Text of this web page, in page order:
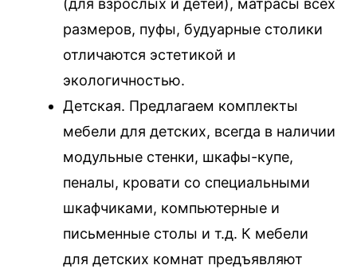
(для взрослых и детей), матрасы всех
размеров, пуфы, будуарные столики
отличаются эстетикой и
экологичностью.
Детская. Предлагаем комплекты
мебели для детских, всегда в наличии
модульные стенки, шкафы-купе,
пеналы, кровати со специальными
шкафчиками, компьютерные и
письменные столы и т.д. К мебели
для детских комнат предъявляют